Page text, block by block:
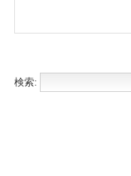
検索: